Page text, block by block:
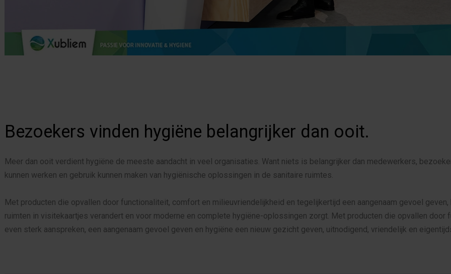
Bezoekers vinden hygiëne belangrijker dan ooit.
Meer dan ooit verdient hygiëne de meeste aandacht in veel organisaties. Want niets is belangrijker dan medewerkers,
kunnen werken en gebruik kunnen maken van hygiënische oplossingen in de sanitaire ruimtes.
Met producten die opvallen door functionaliteit, comfort en milieuvriendelijkheid en tegelijkertijd een aangenaam gevoel
ruimten in visitekaartjes verandert en voor moderne en complete hygiëne-oplossingen zorgt. Met producten die opvallen
even sterk aanspreken, een aangenaam gevoel geven en hygiëne een nieuw gezicht geven, uitnodigend, vriendelijk en